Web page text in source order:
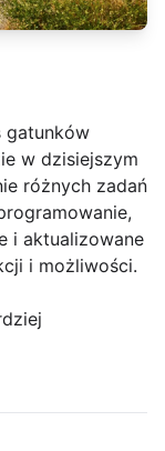
gatunków
w dzisiejszym
różnych zadań
i aktualizowane
i możliwości.